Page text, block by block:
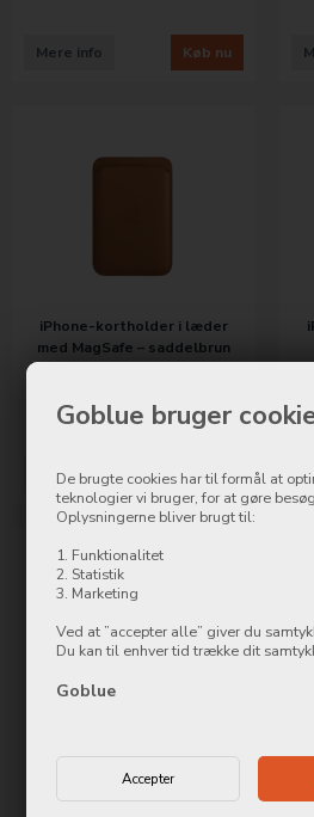
Goblue bruger
De brugte cookies har til formål at
teknologier vi bruger, for at gøre
Oplysningerne bliver brugt til:
1. Funktionalitet
2. Statistik
3. Marketing
Ved at ”accepter alle” giver du
Du kan til enhver tid trække dit
Goblue
Køb nu
Mere info
iPhone-kortholder i læder
med MagSafe – saddelbrun
Køb nu
Mere info
med MagSafe – østersøblå